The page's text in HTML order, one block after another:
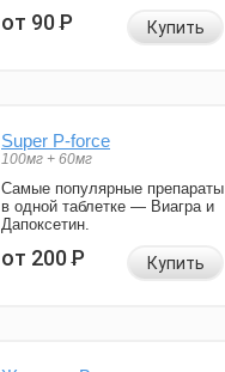
от 90Р Купить
Super P-force
100мг + 60мг
Самые популярные препараты
в одной таблетке — Виагра и
Дапоксетин.
от 200Р Купить